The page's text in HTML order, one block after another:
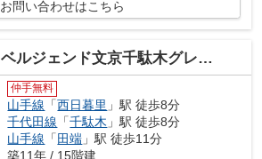
お問い合わせはこちら
ベルジェンド文京千駄木グレイス
仲手無料
山手線 「西日暮里 」駅 徒歩8分
千代田線 「千駄木 」駅 徒歩8分
山手線 「 田端 」駅 徒歩11分
築11年 / 15階建